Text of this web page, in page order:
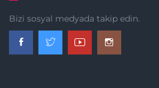
Bizi sosyal medyada takip edin.